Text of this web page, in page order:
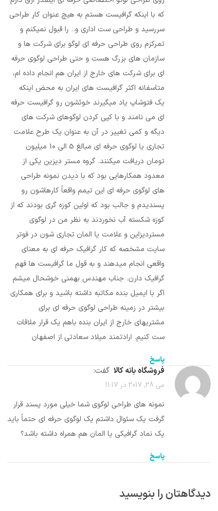
که با اینکه گرافیست هستم به هیچ عنوان کار طراحی
سررسید و طراحی ست اداری و.. را قبول نمیکنم و
تمرکزم روی طراحی حرفه ای لوگو برای شرکت ها و
سازمان های بزرگ هست و حتی طراحی لوگوی حرفه
ای برای شرکت های خارج از ایران هم انجام داده ام،
متاسفانه اکثر گرافیست های ایران به محض اینکه
یک فتوشاپ یاد میگیرند خوئشون رو گرافیست حرفه
ای می نامند و با کپی کردن لوگوهای شرکت های
دیگه و کمی تغییر در آن به عنوان یک طرح علامت
تجاری یا لوگوی حرفه ای مبالغ 5 الی 10 میلیون
تومان دریافت میکنند. گروه مستر دیزین یکی از
معدود همکارهایی بود که با دیدن نمونه طراحی
های لوگوی حرفه ای این تیمم واقعاً کارهاشون رو
پسندیدم و جالب بود که اولین کوزه گری بودند که از
کوزه شکسته آب نخوردند به نظر من در لوگوی
مستردیزاین و علامت یا المان تجاری شون در فوتر
سایت مشخصه که کار گرافیک حرفه ای به معنای
واقعی انجام میدهند و به قول ما گرافیست ها فهم
گرافیک دارن. جناب مهندس بهمنی خوشحال میشم
اگر با ایمیل بنده مکاتبه داشته باشید و برای همکاری
بیشتر در زمینه طراحی لوگوی حرفه ای برای
مشتریهای خارج از ایران بنده باهم یک قرار ملاقات
ست کنیم. ارادتمند میلاد سعادتی از اصفهان
پاسخ
فروشگاه بانه کالا گفت:
می 28, 2017 در 11:17
نمونه های طراحی لوگوی شما خیلی مورد پسند قرار
گرفت یک سئوال داشتم یک لوگوی حرفه ای حتماً باید
یک نماد گرافیکی یا المان هم همراه داشته باشد؟
پاسخ
دیدگاهتان را بنویسید